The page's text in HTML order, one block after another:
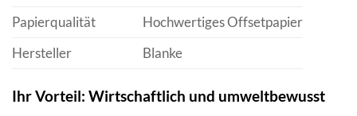
Papierqualität
Hochwertiges Offsetpapier
Hersteller
Blanke
Ihr Vorteil: Wirtschaftlich und umweltbewusst